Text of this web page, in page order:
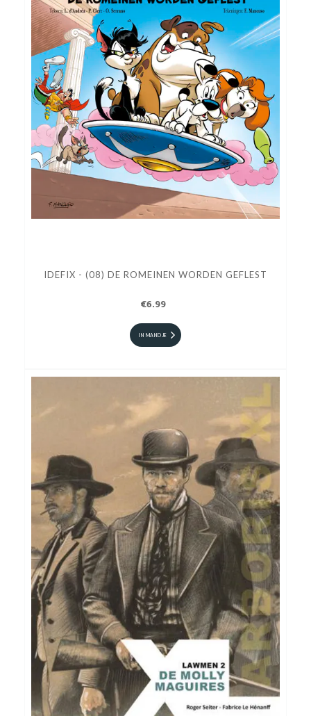
IDEFIX - (08) DE ROMEINEN WORDEN GEFLEST
€6.99
IN MANDJE